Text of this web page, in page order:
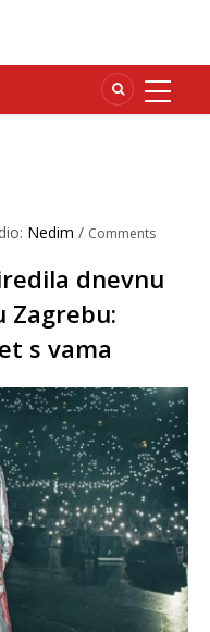
Nedim / Comments
dnevnu
Zagrebu:
s vama